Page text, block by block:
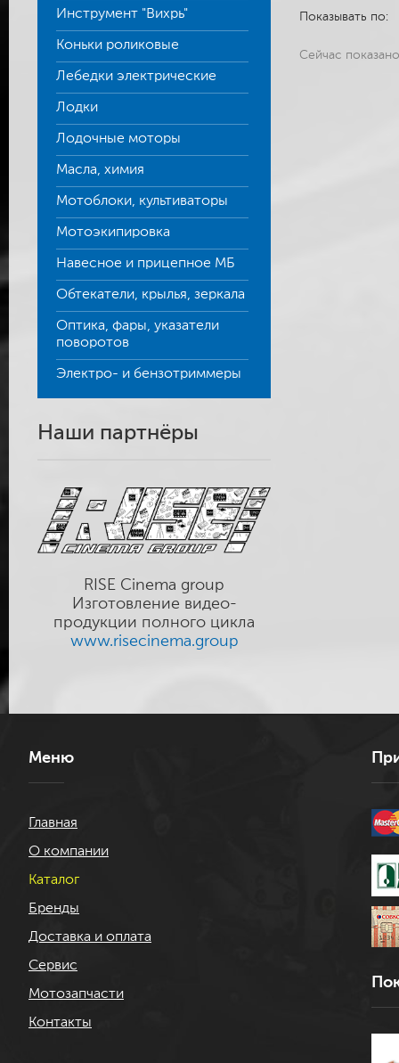
Инструмент "Вихрь"
Коньки роликовые
Лебедки электрические
Лодки
Лодочные моторы
Масла, химия
Мотоблоки, культиваторы
Мотоэкипировка
Навесное и прицепное МБ
Обтекатели, крылья, зеркала
Оптика, фары, указатели
поворотов
Электро- и бензотриммеры
Наши партнёры
RISE Cinema group
Изготовление видео-
продукции полного цикла
www.risecinema.group
Показывать по:
Сейчас
Меню
Главная
О компании
Каталог
Бренды
Доставка и оплата
Сервис
Мотозапчасти
Контакты